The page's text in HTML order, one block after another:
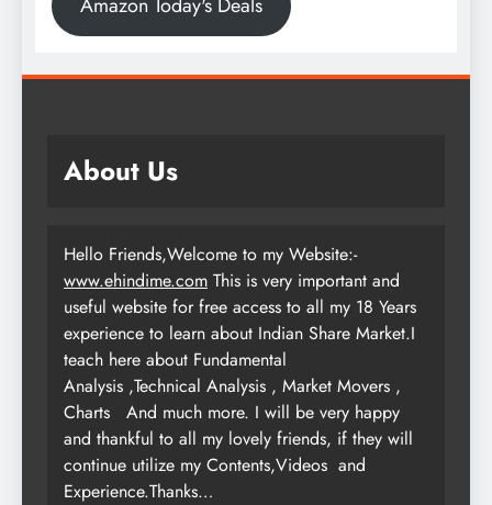
About Us
Hello Friends,Welcome to my Website:-
www.ehindime.com This is very important and
useful website for free access to all my 18 Years
experience to learn about Indian Share Market.I
teach here about Fundamental
Analysis ,Technical Analysis , Market Movers ,
Charts
And much more. I will be very happy
and thankful to all my lovely friends, if they will
continue utilize my Contents,Videos and
Experience.Thanks…